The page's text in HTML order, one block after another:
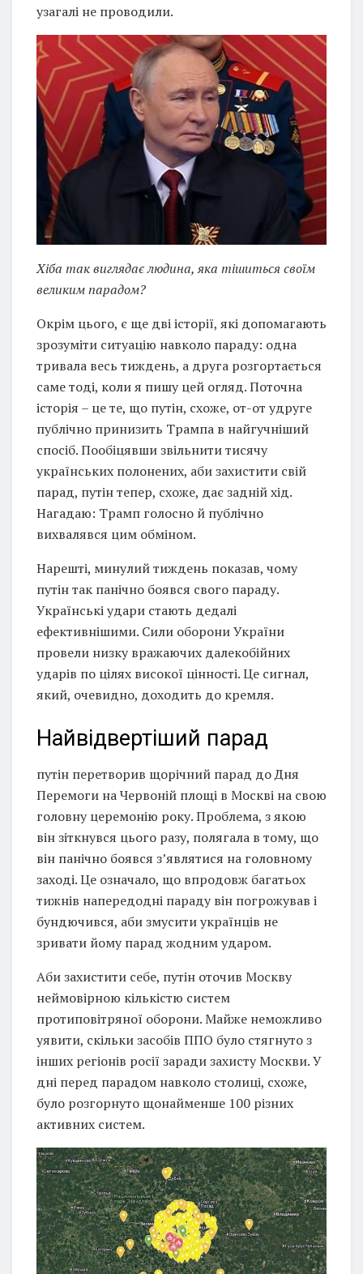
узагалі не проводили.
Хіба так виглядає людина, яка тішиться своїм
великим парадом?
Окрім цього, є ще дві історії, які допомагають
зрозуміти ситуацію навколо параду: одна
тривала весь тиждень, а друга розгортається
саме тоді, коли я пишу цей огляд. Поточна
історія – це те, що путін, схоже, от-от удруге
публічно принизить Трампа в найгучніший
спосіб. Пообіцявши звільнити тисячу
українських полонених, аби захистити свій
парад, путін тепер, схоже, дає задній хід.
Нагадаю: Трамп голосно й публічно
вихвалявся цим обміном.
Нарешті, минулий тиждень показав, чому
путін так панічно боявся свого параду.
Українські удари стають дедалі
ефективнішими. Сили оборони України
провели низку вражаючих далекобійних
ударів по цілях високої цінності. Це сигнал,
який, очевидно, доходить до кремля.
Найвідвертіший парад
путін перетворив щорічний парад до Дня
Перемоги на Червоній площі в Москві на свою
головну церемонію року. Проблема, з якою
він зіткнувся цього разу, полягала в тому, що
він панічно боявся з’являтися на головному
заході. Це означало, що впродовж багатьох
тижнів напередодні параду він погрожував і
бундючився, аби змусити українців не
зривати йому парад жодним ударом.
Аби захистити себе, путін оточив Москву
неймовірною кількістю систем
протиповітряної оборони. Майже неможливо
уявити, скільки засобів ППО було стягнуто з
інших регіонів росії заради захисту Москви. У
дні перед парадом навколо столиці, схоже,
було розгорнуто щонайменше 100 різних
активних систем.